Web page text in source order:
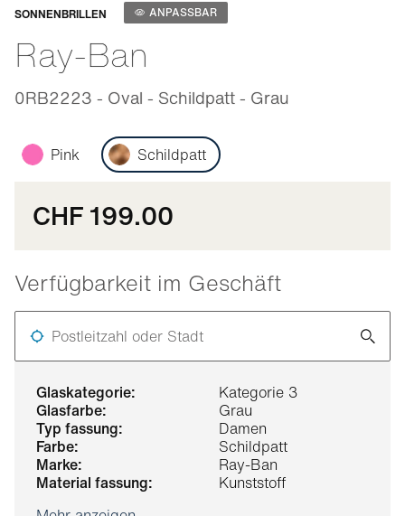
glaskategorie:
Kategorie 3
glasfarbe:
Grau
typ fassung:
Damen
farbe:
Schildpatt
marke:
Ray-Ban
material fassung:
Kunststoff
SONNENBRILLEN ANPASSBAR
Ray-Ban
0RB2223 - Oval - Schildpatt - Grau
Anpassbar
Pink Schildpatt
CHF 199.00
Verfügbarkeit im Geschäft
Postleitzahl oder Stadt